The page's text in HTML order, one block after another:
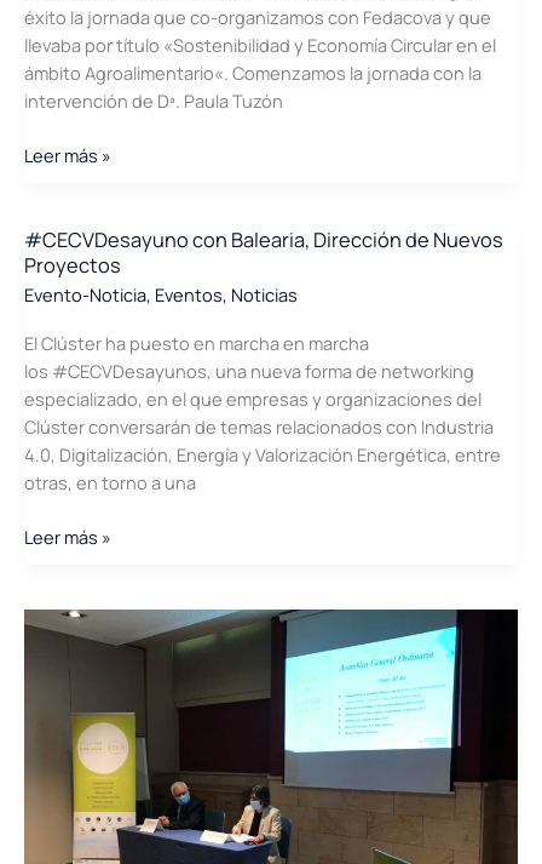
éxito la jornada que co-organizamos con Fedacova y que
llevaba por título «Sostenibilidad y Economía Circular en el
ámbito Agroalimentario«. Comenzamos la jornada con la
intervención de Dª. Paula Tuzón
Éxito
“Sostenibilidad
y
Economía
en
el
ámbito
Agroalimentario”
Leer más »
#CECVDesayuno con Balearia, Dirección de Nuevos
Proyectos
Evento-Noticia, Eventos, Noticias
El Clúster ha puesto en marcha en marcha
los #CECVDesayunos, una nueva forma de networking
especializado, en el que empresas y organizaciones del
Clúster conversarán de temas relacionados con Industria
4.0, Digitalización, Energía y Valorización Energética, entre
otras, en torno a una
#CECVDesayuno
Dirección
Leer más »